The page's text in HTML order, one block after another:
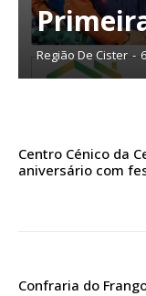
Faça-se assinante do
Sendo assinante terá
Região De Cister -
Centro Cénico da
aniversário com
Confraria do